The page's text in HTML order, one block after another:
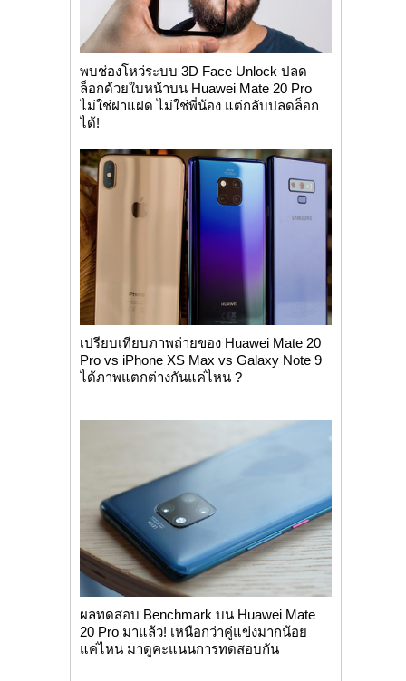
พบช่องโหว่ระบบ 3D Face Unlock ปลด
ล็อกด้วยใบหน้าบน Huawei Mate 20 Pro
ไม่ใช่ฝาแฝด ไม่ใช่พี่น้อง แต่กลับปลดล็อก
ได้!
เปรียบเทียบภาพถ่ายของ Huawei Mate 20
Pro vs iPhone XS Max vs Galaxy Note 9
ได้ภาพแตกต่างกันแค่ไหน ?
ผลทดสอบ Benchmark บน Huawei Mate
20 Pro มาแล้ว! เหนือกว่าคู่แข่งมากน้อย
แค่ไหน มาดูคะแนนการทดสอบกัน